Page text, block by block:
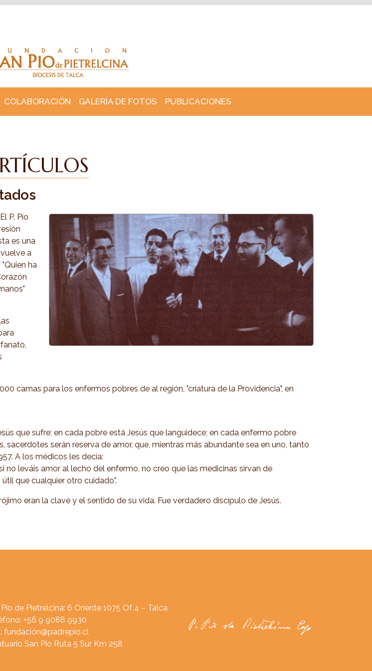
COLABORACIÓN GALERÍA DE FOTOS PUBLICACIONES
P. Pío
es una
a
ha
camas para los enfermos pobres de al región, "criatura de la Providencia", en
que sufre; en cada pobre está Jesús que languidece; en cada enfermo pobre
serán reserva de amor, que, mientras más abundante sea en uno, tanto
A los médicos les decía:
no leváis amor al lecho del enfermo, no creo que las medicinas sirvan de
que cualquier otro cuidado".
eran la clave y el sentido de su vida. Fue verdadero discípulo de Jesús.
de Pietrelcina: 6 Oriente 1075 Of 4 – Talca
+56 9 9088 9930
fundación@padrepio.cl
San Pio Ruta 5 Sur Km 258